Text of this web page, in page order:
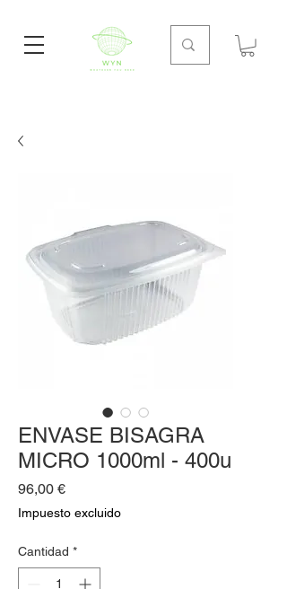
ENVASE BISAGRA
MICRO 1000ml - 400u
96,00 €Precio
Impuesto excluido
Cantidad *